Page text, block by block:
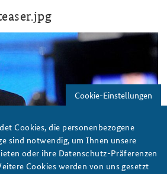
Vorausschau
für Sicherheitspolitik
Vorausschau
und Sicherheitspolitik
und Sicherheitspolitik
Presse
Kommentare zur Sicherheitspolitik
von BAKS-Angehörigen
und andere Medienanfragen
Cookie-Einstellungen
Cookies, die personenbezogene
sind notwendig, um Ihnen unsere
oder ihre Datenschutz-Präferenzen
Cookies werden von uns gesetzt